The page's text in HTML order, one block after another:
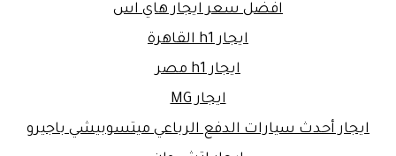
افضل سعر ايجار هاي اس
ايجار h1 القاهرة
ايجار h1 مصر
ايجار MG
ايجار أحدث سيارات الدفع الرباعي ميتسوبيشي باجيرو